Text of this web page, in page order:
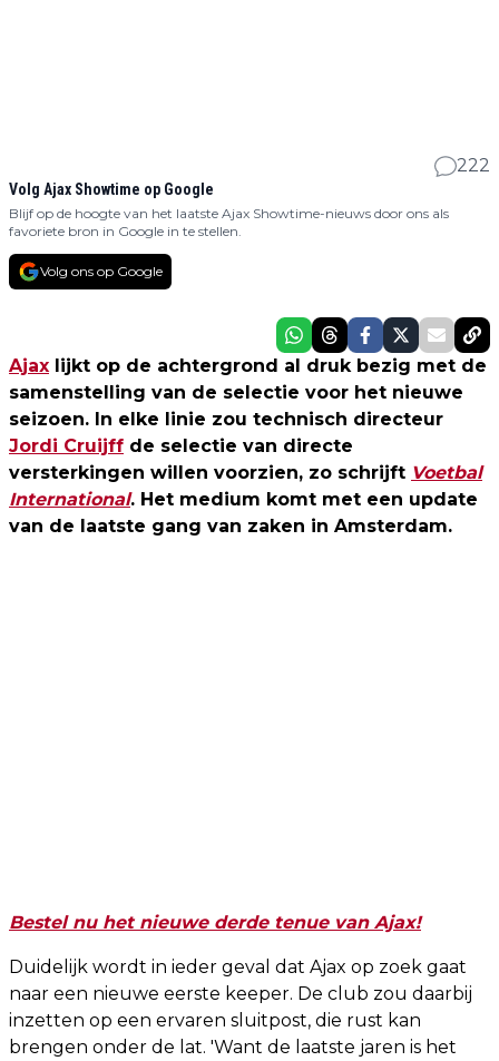
222
Volg Ajax Showtime op Google
Blijf op de hoogte van het laatste Ajax Showtime-nieuws door ons als
favoriete bron in Google in te stellen.
Volg ons op Google
Ajax lijkt op de achtergrond al druk bezig met de
samenstelling van de selectie voor het nieuwe
seizoen. In elke linie zou technisch directeur
Jordi Cruijff de selectie van directe
versterkingen willen voorzien, zo schrijft Voetbal
International. Het medium komt met een update
van de laatste gang van zaken in Amsterdam.
Bestel nu het nieuwe derde tenue van Ajax!
Duidelijk wordt in ieder geval dat Ajax op zoek gaat
naar een nieuwe eerste keeper. De club zou daarbij
inzetten op een ervaren sluitpost, die rust kan
brengen onder de lat. 'Want de laatste jaren is het